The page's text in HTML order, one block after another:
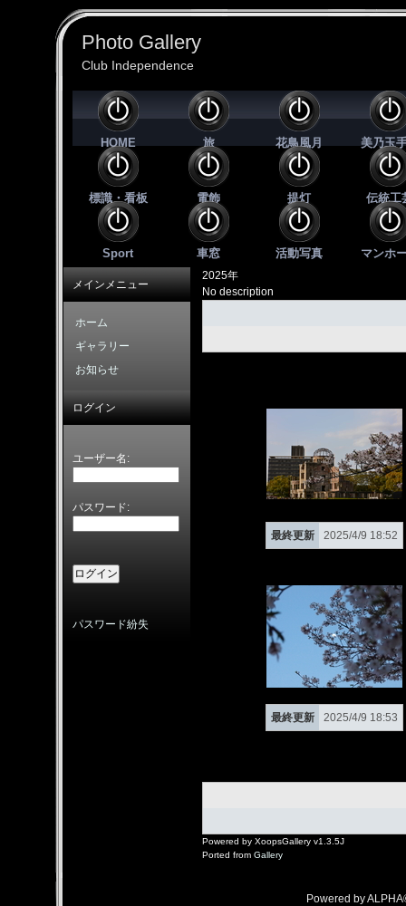
Photo Gallery
Club Independence
HOME 旅 花鳥風月 美乃玉
標識・看板 電飾 提灯 伝統工
Sport 車窓 活動写真 マンホ
2025年
No description
最終更新 2025/4/9 18:52
最終更新 2025/4/9 18:53
Powered by XoopsGallery v1.3.5J
Ported from Gallery
メインメニュー
ホーム
ギャラリー
お知らせ
ログイン
ユーザー名:
パスワード:
パスワード紛失
Powered by